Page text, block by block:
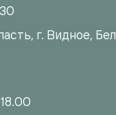
г. Видное,